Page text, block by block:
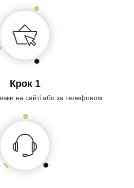
Крок 1
на сайті або за телефоном